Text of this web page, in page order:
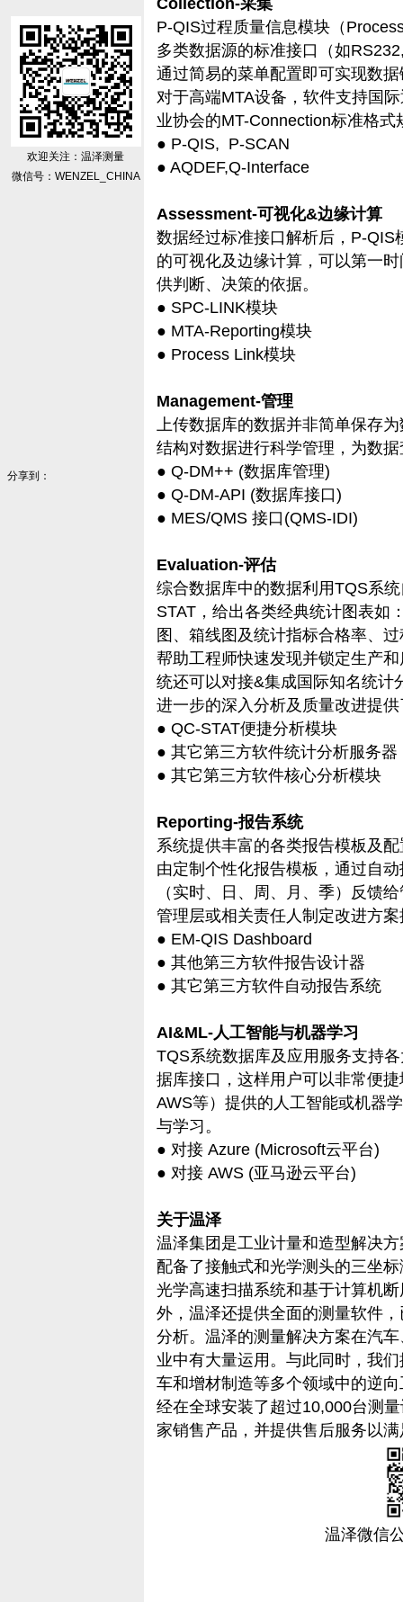
欢迎关注：温泽测量
微信号：WENZEL_CHINA
分享到：
Collection-采集
P-QIS过程质量信息模块（
多类数据源的标准接口（如
通过简易的菜单配置即可实现数
对于高端MTA设备，软件支持国
业协会的MT-Connection标准格
● P-QIS, P-SCAN
● AQDEF,Q-Interface
Assessment-可视化&边缘计算
数据经过标准接口解析后，P-
的可视化及边缘计算，可以第一
供判断、决策的依据。
● SPC-LINK模块
● MTA-Reporting模块
● Process Link模块
Management-管理
上传数据库的数据并非简单保存
结构对数据进行科学管理，为数
● Q-DM++ (数据库管理)
● Q-DM-API (数据库接口)
● MES/QMS 接口(QMS-IDI)
Evaluation-评估
综合数据库中的数据利用TQS系
STAT，给出各类经典统计图表如
图、箱线图及统计指标合格率、
帮助工程师快速发现并锁定生产
统还可以对接&集成国际知名统计
进一步的深入分析及质量改进提
● QC-STAT便捷分析模块
● 其它第三方软件统计分析服务器
● 其它第三方软件核心分析模块
Reporting-报告系统
系统提供丰富的各类报告模板及
由定制个性化报告模板，通过自
（实时、日、周、月、季）反馈
管理层或相关责任人制定改进方
● EM-QIS Dashboard
● 其他第三方软件报告设计器
● 其它第三方软件自动报告系统
AI&ML-人工智能与机器学习
TQS系统数据库及应用服务支持
据库接口，这样用户可以非常便
AWS等）提供的人工智能或机器
与学习。
● 对接 Azure (Microsoft云平台)
● 对接 AWS (亚马逊云平台)
关于温泽
温泽集团是工业计量和造型解决
配备了接触式和光学测头的三坐
光学高速扫描系统和基于计算机
外，温泽还提供全面的测量软件
分析。温泽的测量解决方案在汽
业中有大量运用。与此同时，我
车和增材制造等多个领域中的逆
经在全球安装了超过10,000台测
家销售产品，并提供售后服务以
温泽微信